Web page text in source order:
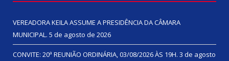
VEREADORA KEILA ASSUME A PRESIDÊNCIA DA CÂMARA
MUNICIPAL. 5 de agosto de 2026
CONVITE: 20ª REUNIÃO ORDINÁRIA, 03/08/2026 ÀS 19H. 3 de agosto